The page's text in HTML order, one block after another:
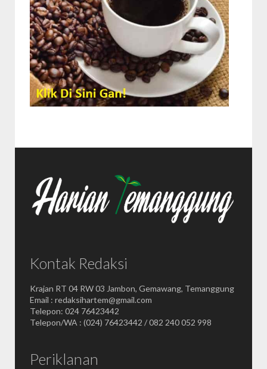
Kontak Redaksi
Krajan RT 04 RW 03 Jambon, Gemawang, Temanggung
Email : redaksihartem@gmail.com
Telepon: 024 76423442
Telepon/WA : (024) 76423442 / 082 240 052 998
Periklanan